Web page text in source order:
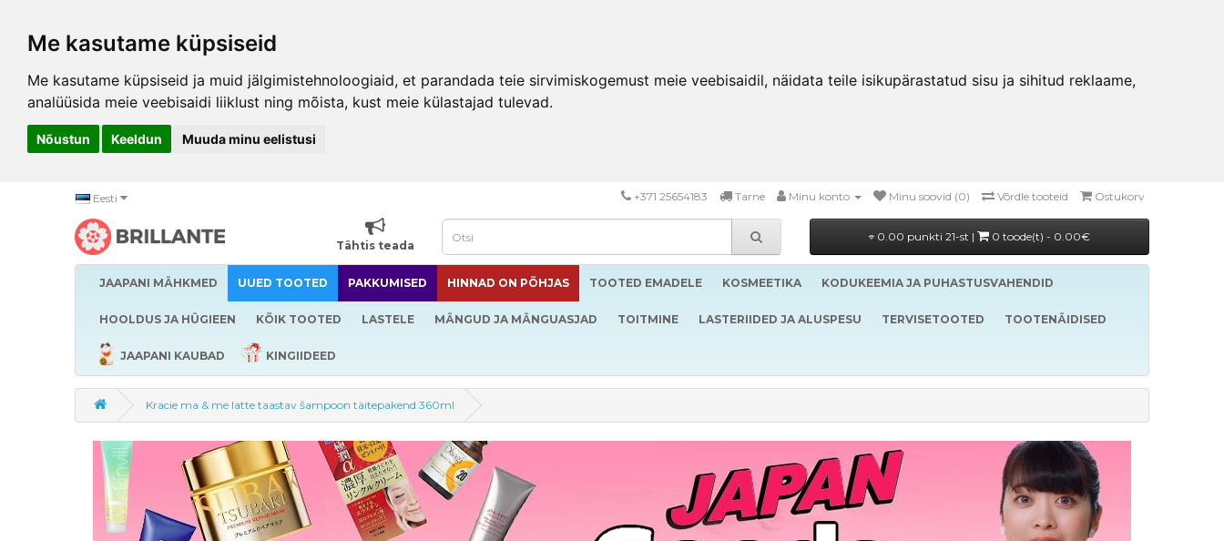
Me kasutame küpsiseid
Me kasutame küpsiseid ja muid jälgimistehnoloogiaid, et parandada teie sirvimiskogemust meie veebisaidil, näidata teile isikupärastatud sisu ja sihitud reklaame,
analüüsida meie veebisaidi liiklust ning mõista, kust meie külastajad tulevad.
Nõustun Keeldun Muuda minu eelistusi
Eesti +371 25654183 Tarne Minu konto Minu soovid (0) Võrdle tooteid Ostukorv
Tähtis teada
0.00 punkti 21-st | 0 toode(t) - 0.00€
JAAPANI MÄHKMED UUED TOOTED PAKKUMISED HINNAD ON PÕHJAS TOOTED EMADELE KOSMEETIKA KODUKEEMIA JA PUHASTUSVAHENDID
HOOLDUS JA HÜGIEEN KÕIK TOOTED LASTELE MÄNGUD JA MÄNGUASJAD TOITMINE LASTERIIDED JA ALUSPESU TERVISETOOTED TOOTENÄIDISED
JAAPANI KAUBAD KINGIIDEED
Kracie ma & me latte taastav šampoon täitepakend 360ml